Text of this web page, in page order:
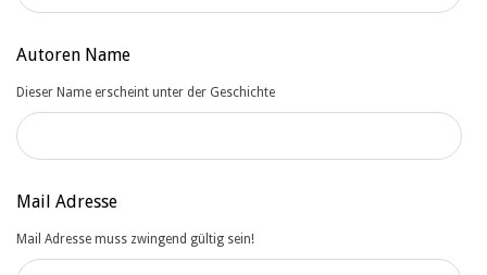
Autoren Name
Dieser Name erscheint unter der Geschichte
Mail Adresse
Mail Adresse muss zwingend gültig sein!